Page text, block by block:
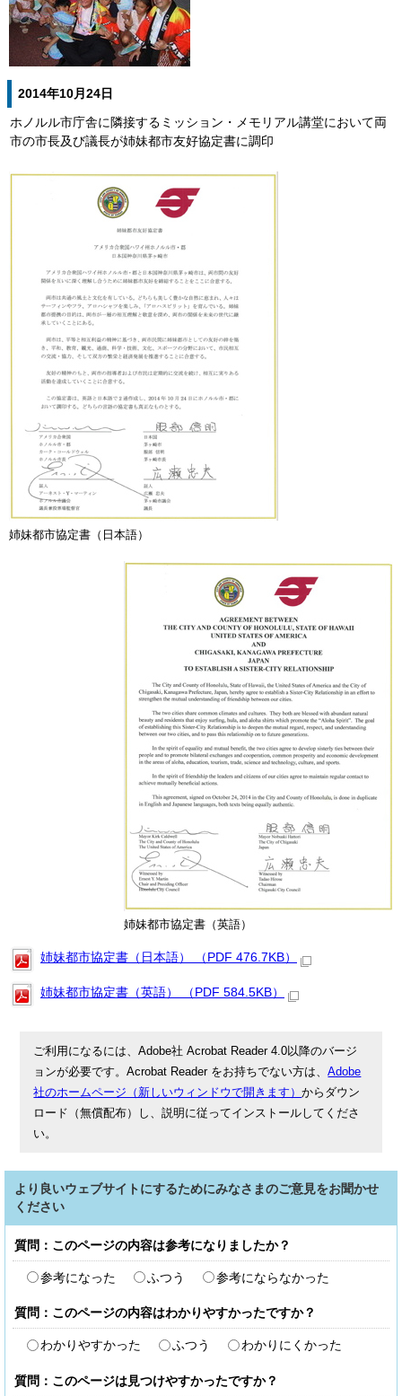
2014年10月24日
ホノルル市庁舎に隣接するミッション・メモリアル講堂において両
市の市長及び議長が姉妹都市友好協定書に調印
姉妹都市協定書（日本語）
姉妹都市協定書（英語）
姉妹都市協定書（日本語） （PDF 476.7KB）
姉妹都市協定書（英語） （PDF 584.5KB）
ご利用になるには、Adobe社 Acrobat Reader 4.0以降のバージ
ョンが必要です。Acrobat Reader をお持ちでない方は、Adobe
社のホームページ（新しいウィンドウで開きます）からダウン
ロード（無償配布）し、説明に従ってインストールしてくださ
い。
より良いウェブサイトにするためにみなさまのご意見をお聞かせ
ください
質問：このページの内容は参考になりましたか？
参考になった ふつう 参考にならなかった
質問：このページの内容はわかりやすかったですか？
わかりやすかった ふつう わかりにくかった
質問：このページは見つけやすかったですか？